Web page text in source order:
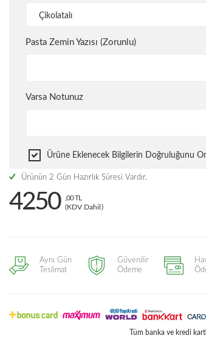
Çikolatalı
Pasta Zemin Yazısı (Zorunlu)
Varsa Notunuz
Ürüne Eklenecek Bilgilerin Doğruluğunu
Ürünün 2 Gün Hazırlık Süresi Vardır.
4250
,00 TL
(KDV Dahil)
Aynı Gün
Teslimat
Güvenilir
Ödeme
Tüm banka ve kredi